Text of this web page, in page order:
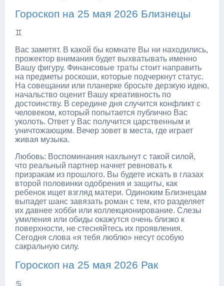
Гороскоп на 25 мая 2026 Близнецы
♊
Вас заметят. В какой бы комнате Вы ни находились,
прожектор внимания будет выхватывать именно
Вашу фигуру. Финансовые траты стоит направить
на предметы роскоши, которые подчеркнут статус.
На совещании или планерке бросьте дерзкую идею,
начальство оценит Вашу креативность по
достоинству. В середине дня случится конфликт с
человеком, который попытается публично Вас
уколоть. Ответ у Вас получится царственным и
уничтожающим. Вечер зовет в места, где играет
живая музыка.
Любовь: Воспоминания нахлынут с такой силой,
что реальный партнер начнет ревновать к
призракам из прошлого. Вы будете искать в глазах
второй половинки одобрения и защиты, как
ребенок ищет взгляд матери. Одиноким Близнецам
выпадет шанс завязать роман с тем, кто разделяет
их давнее хобби или коллекционирование. Слезы
умиления или обиды окажутся очень близко к
поверхности, не стесняйтесь их проявления.
Сегодня слова «я тебя люблю» несут особую
сакральную силу.
Гороскоп на 25 мая 2026 Рак
♋